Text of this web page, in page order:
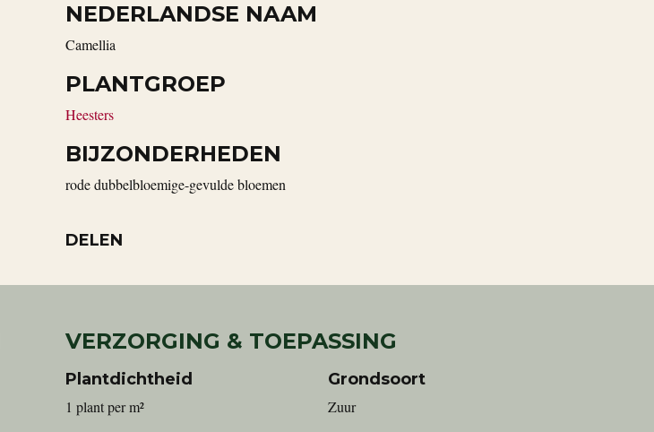
NEDERLANDSE NAAM
Camellia
PLANTGROEP
Heesters
BIJZONDERHEDEN
rode dubbelbloemige-gevulde bloemen
DELEN
VERZORGING & TOEPASSING
Plantdichtheid
1 plant per m²
Grondsoort
Zuur